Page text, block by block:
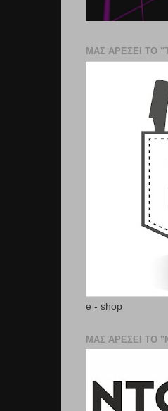
ΜΑΣ ΑΡΕΣΕΙ ΤΟ
e - shop
ΜΑΣ ΑΡΕΣΕΙ ΤΟ